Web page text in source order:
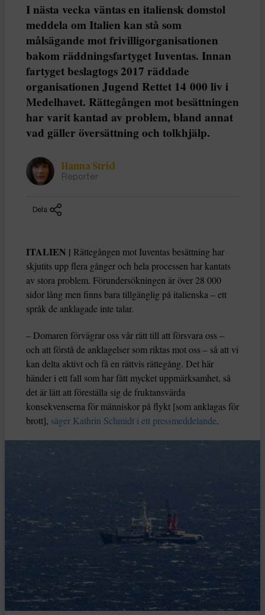
I nästa vecka väntas en italiensk domstol
meddela om Italien kan stå som
målsägande mot frivilligorganisationen
bakom räddningsfartyget Iuventas. Innan
fartyget beslagtogs 2017 räddade
organisationen Jugend Rettet 14 000 liv i
Medelhavet. Rättegången mot besättningen
har varit kantad av problem, bland annat
vad gäller översättning och tolkhjälp.
Hanna Strid
Reporter
Dela
ITALIEN | Rättegången mot Iuventas besättning har
skjutits upp flera gånger och hela processen har kantats
av stora problem. Förundersökningen är över 28 000
sidor lång men finns bara tillgänglig på italienska – ett
språk de anklagade inte talar.
– Domaren förvägrar oss vår rätt till att försvara oss –
och att förstå de anklagelser som riktas mot oss – så att vi
kan delta aktivt och få en rättvis rättegång. Det här
händer i ett fall som har fått mycket uppmärksamhet, så
det är lätt att föreställa sig de fruktansvärda
konsekvenserna för människor på flykt [som anklagas för
brott], säger Kathrin Schmidt i ett pressmeddelande.